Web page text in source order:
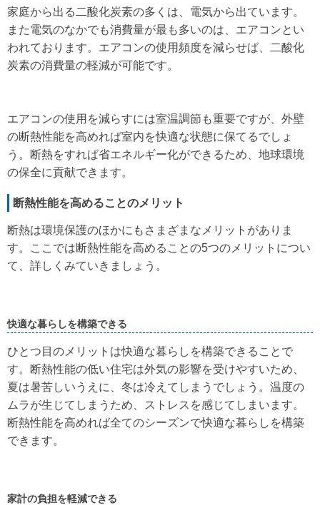
家庭から出る二酸化炭素の多くは、電気から出ています。
また電気のなかでも消費量が最も多いのは、エアコンとい
われております。エアコンの使用頻度を減らせば、二酸化
炭素の消費量の軽減が可能です。
エアコンの使用を減らすには室温調節も重要ですが、外壁
の断熱性能を高めれば室内を快適な状態に保てるでしょ
う。断熱をすれば省エネルギー化ができるため、地球環境
の保全に貢献できます。
断熱性能を高めることのメリット
断熱は環境保護のほかにもさまざまなメリットがありま
す。ここでは断熱性能を高めることの5つのメリットについ
て、詳しくみていきましょう。
快適な暮らしを構築できる
ひとつ目のメリットは快適な暮らしを構築できることで
す。断熱性能の低い住宅は外気の影響を受けやすいため、
夏は暑苦しいうえに、冬は冷えてしまうでしょう。温度の
ムラが生じてしまうため、ストレスを感じてしまいます。
断熱性能を高めれば全てのシーズンで快適な暮らしを構築
できます。
家計の負担を軽減できる